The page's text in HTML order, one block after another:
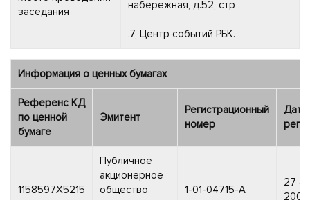
заседания
набережная, д.52, стр
.7, Центр событий РБК.
Информация о ценных бумагах
Референс КД
по ценной
бумаге
Эмитент
Регистрационный
номер
Дата
1158597X5215
Публичное
акционерное
общество
1-01-04715-A
27
2000